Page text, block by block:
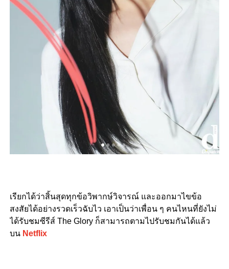
เรียกได้ว่าสิ้นสุดทุกข้อวิพากษ์วิจารณ์ และออกมาไขข้อ
สงสัยได้อย่างรวดเร็วฉับไว เอาเป็นว่าเพื่อน ๆ คนไหนที่ยังไม่
ได้รับชมซีรีส์ The Glory ก็สามารถตามไปรับชมกันได้แล้ว
บน Netflix